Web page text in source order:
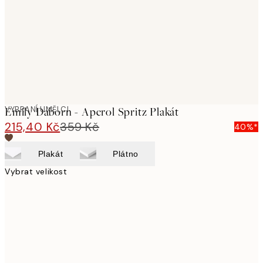
VYBRANÍ UMĚLCI
Emily Daborn - Aperol Spritz Plakát
215,40 Kč359 Kč 40%*
Plakát Plátno
Vybrat velikost